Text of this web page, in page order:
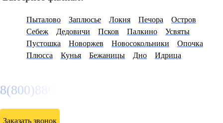
Пыталово Заплюсье Локня Печора
Остров
Себеж
Дедовичи Псков Палкино
Усвяты
Пустошка
Новоржев Новосокольники
Опочка
Плюсса
Кунья Бежаницы Дно Идрица
8(800)886486
Заказать звонок